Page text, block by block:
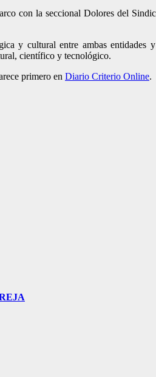
con la seccional Dolores del
y cultural entre ambas entidades
científico y tecnológico.
primero en Diario Criterio Online.